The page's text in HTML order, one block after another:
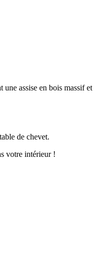
assise en bois massif et
de chevet.
votre intérieur !